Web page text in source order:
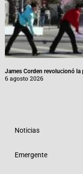
James Corden revolucionó
6 agosto 2026
Noticias
Emergente